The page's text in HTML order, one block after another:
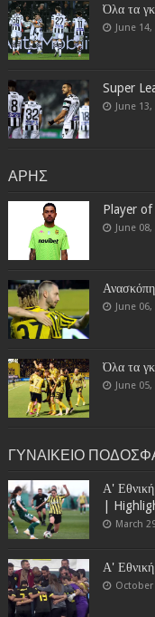
Όλα τα
June 14,
Super
June 13,
ΑΡΗΣ
Player of
June 08,
June 06,
Όλα τα
June 05,
ΓΥΝΑΙΚΕΙΟ
Α'
|
March
Α'
October